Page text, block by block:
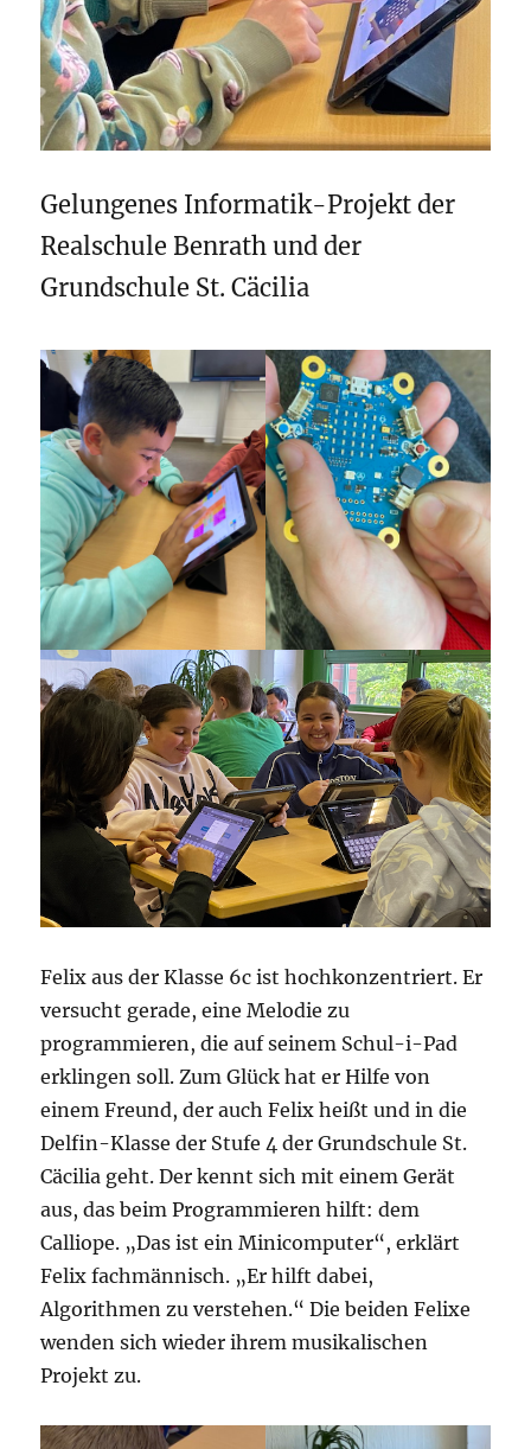
Gelungenes Informatik-Projekt der
Realschule Benrath und der
Grundschule St. Cäcilia
Felix aus der Klasse 6c ist hochkonzentriert. Er
versucht gerade, eine Melodie zu
programmieren, die auf seinem Schul-i-Pad
erklingen soll. Zum Glück hat er Hilfe von
einem Freund, der auch Felix heißt und in die
Delfin-Klasse der Stufe 4 der Grundschule St.
Cäcilia geht. Der kennt sich mit einem Gerät
aus, das beim Programmieren hilft: dem
Calliope. „Das ist ein Minicomputer“, erklärt
Felix fachmännisch. „Er hilft dabei,
Algorithmen zu verstehen.“ Die beiden Felixe
wenden sich wieder ihrem musikalischen
Projekt zu.